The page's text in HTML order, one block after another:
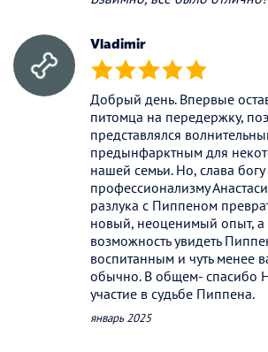
Vladimir
(*) (*) (*) (*) (*)
Добрый день. Впервые
питомца на передержку,
представлялся
предынфарктным для
нашей семьи. Но, слава богу
профессионализму
разлука с Пиппеном
новый, неоценимый опыт, а
возможность увидеть
воспитанным и чуть менее
обычно. В общем- спасибо
участие в судьбе Пиппена.
январь 2025